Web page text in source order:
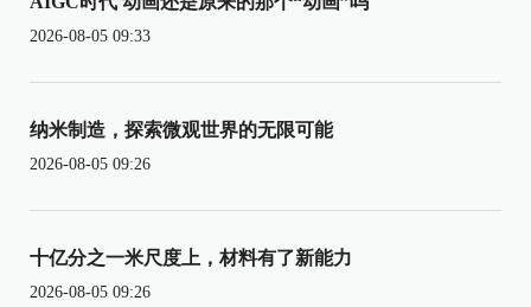
2026-08-05 09:33
纳米制造，探索微观世界的无限可能
2026-08-05 09:26
十亿分之一米尺度上，材料有了新能力
2026-08-05 09:26